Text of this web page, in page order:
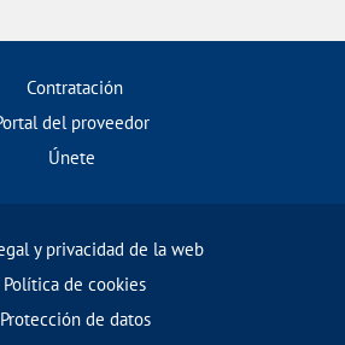
Contratación
del proveedor
Únete
y privacidad de la web
Política de cookies
Protección de datos